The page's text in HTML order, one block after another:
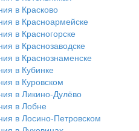
в Красково
в Красноармейске
в Красногорске
в Краснозаводске
в Краснознаменске
в Кубинке
в Куровском
в Ликино-Дулёво
в Лобне
в Лосино-Петровском